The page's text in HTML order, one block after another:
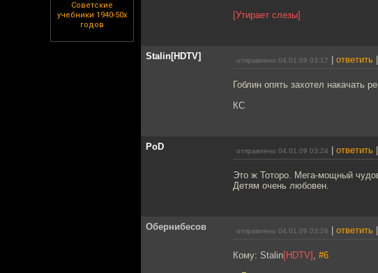
Советские
учебники 1940-50х
годов
[Утирает слезы]
Stalin[HDTV] отправлено 04.01.09 03:17 ответить
Гоблин опять захотел накачать
КС
PoD отправлено 04.01.09 03:24 ответить
Это ж Тоторо. Мега-мощный
Детям очень любовен.
Обернибесов отправлено 04.01.09 03:26 ответить
Кому: Stalin[HDTV] , #6